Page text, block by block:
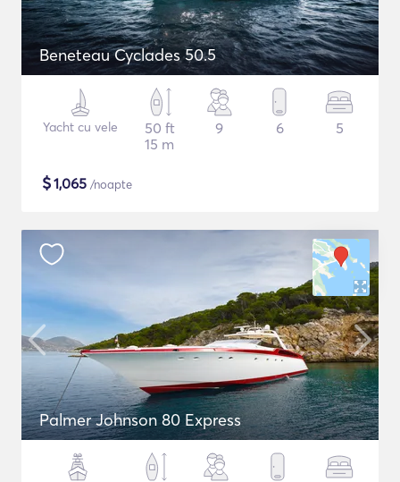
Beneteau Cyclades 50.5
Yacht cu vele
50 ft
15 m
9 6 5
$1,065 /noapte
Palmer Johnson 80 Express